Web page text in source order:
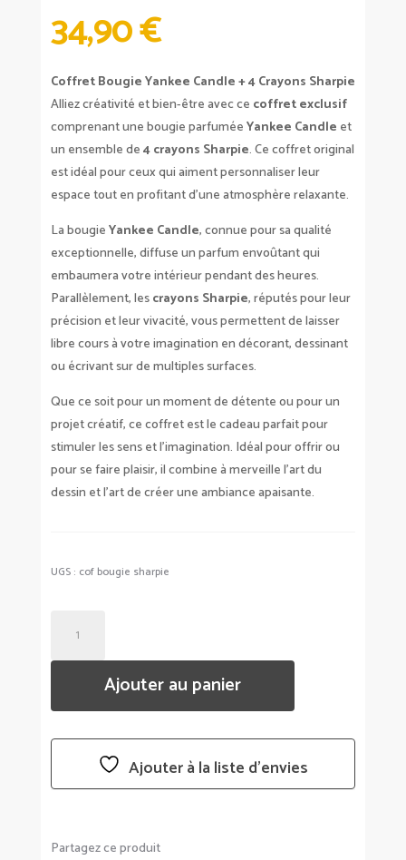
34,90€
Coffret Bougie Yankee Candle + 4 Crayons Sharpie
Alliez créativité et bien-être avec ce coffret exclusif
comprenant une bougie parfuméeYankee Candle et
un ensemble de4 crayons Sharpie. Ce coffret original
est idéal pour ceux qui aiment personnaliser leur
espace tout en profitant d’une atmosphère relaxante.
La bougieYankee Candle, connue pour sa qualité
exceptionnelle, diffuse un parfum envoûtant qui
embaumera votre intérieur pendant des heures.
Parallèlement, lescrayons Sharpie, réputés pour leur
précision et leur vivacité, vous permettent de laisser
libre cours à votre imagination en décorant, dessinant
ou écrivant sur de multiples surfaces.
Que ce soit pour un moment de détente ou pour un
projet créatif, ce coffret est le cadeau parfait pour
stimuler les sens et l’imagination. Idéal pour offrir ou
pour se faire plaisir, il combine à merveille l’art du
dessin et l’art de créer une ambiance apaisante.
UGS : cof bougie sharpie
COFFRET
YANKEE
CANDLE
Ajouter au panier
Ajouter à la liste d’envies
Partagez ce produit